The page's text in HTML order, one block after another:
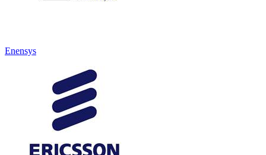
Enensys